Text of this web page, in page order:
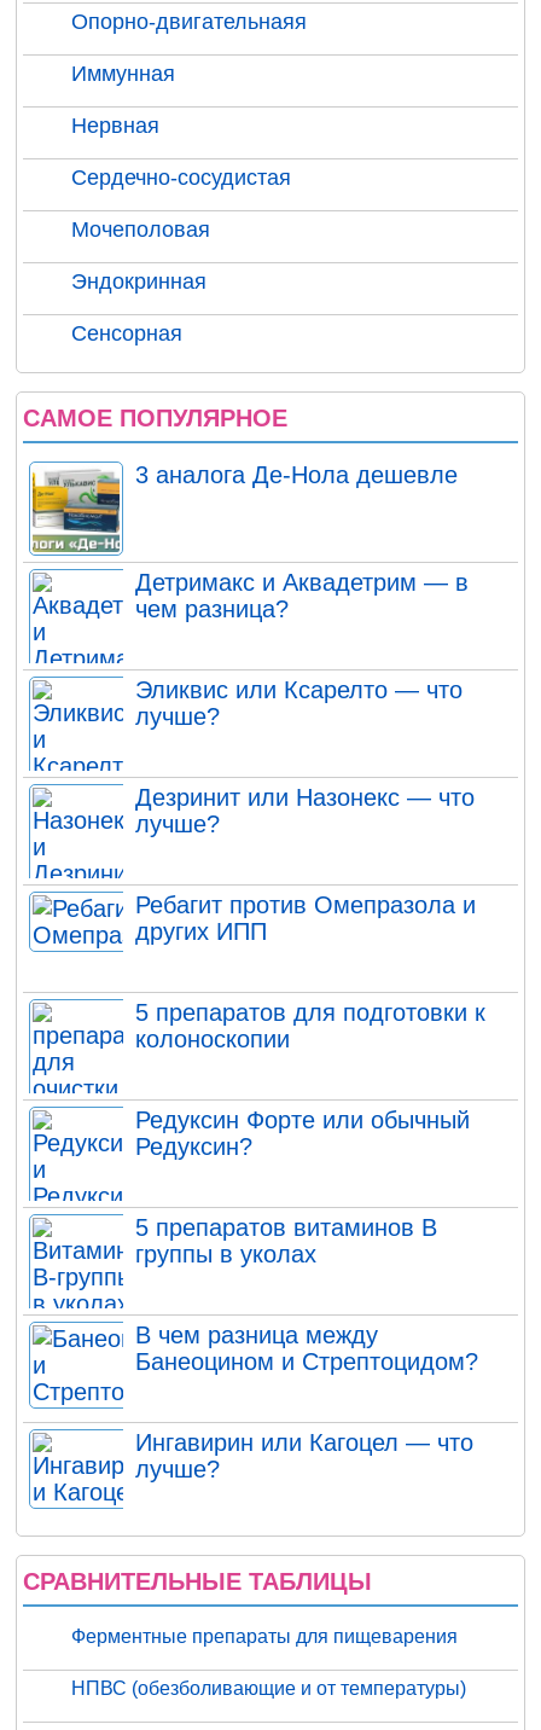
Опорно-двигательнаяя
Иммунная
Нервная
Сердечно-сосудистая
Мочеполовая
Эндокринная
Сенсорная
САМОЕ ПОПУЛЯРНОЕ
3 аналога Де-Нола дешевле
Детримакс и Аквадетрим — в
чем разница?
Эликвис или Ксарелто — что
лучше?
Дезринит или Назонекс — что
лучше?
Ребагит против Омепразола и
других ИПП
5 препаратов для подготовки к
колоноскопии
Редуксин Форте или обычный
Редуксин?
5 препаратов витаминов В
группы в уколах
В чем разница между
Банеоцином и Стрептоцидом?
Ингавирин или Кагоцел — что
лучше?
СРАВНИТЕЛЬНЫЕ ТАБЛИЦЫ
Ферментные препараты для пищеварения
НПВС (обезболивающие и от температуры)